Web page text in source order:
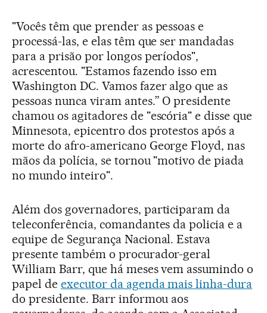
"Vocês têm que prender as pessoas e
processá-las, e elas têm que ser mandadas
para a prisão por longos períodos",
acrescentou. "Estamos fazendo isso em
Washington DC. Vamos fazer algo que as
pessoas nunca viram antes.” O presidente
chamou os agitadores de "escória" e disse que
Minnesota, epicentro dos protestos após a
morte do afro-americano George Floyd, nas
mãos da polícia, se tornou "motivo de piada
no mundo inteiro".
Além dos governadores, participaram da
teleconferência, comandantes da policia e a
equipe de Segurança Nacional. Estava
presente também o procurador-geral
William Barr, que há meses vem assumindo o
papel de executor da agenda mais linha-dura
do presidente. Barr informou aos